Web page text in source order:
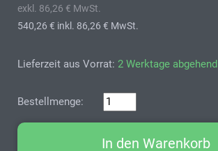
exkl. 86,26 € MwSt.
540,26 € inkl. 86,26 € MwSt.
Lieferzeit aus Vorrat: 2 Werktage abgehend
Bestellmenge:
In den Warenkorb